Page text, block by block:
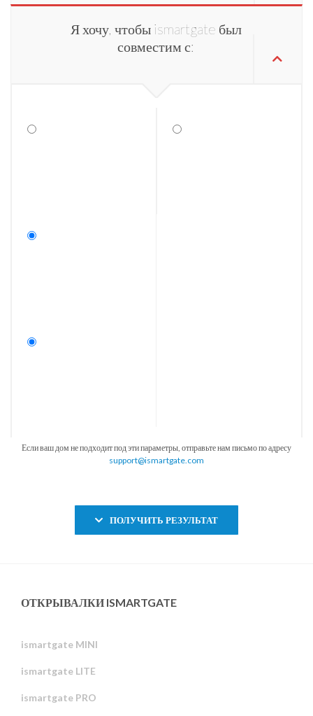
Я хочу, чтобы ismartgate был
совместим с:
Если ваш дом не подходит под эти параметры, отправьте нам письмо по адресу
support@ismartgate.com
ПОЛУЧИТЬ РЕЗУЛЬТАТ
ОТКРЫВАЛКИ ISMARTGATE
ismartgate MINI
ismartgate LITE
ismartgate PRO